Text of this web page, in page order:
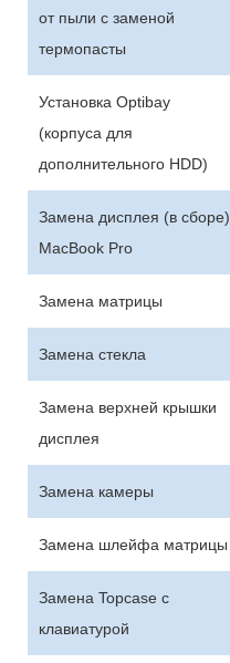
от пыли с заменой
термопасты
Установка Optibay
(корпуса для
дополнительного HDD)
Замена дисплея (в сборе)
MacBook Pro
Замена матрицы
Замена стекла
Замена верхней крышки
дисплея
Замена камеры
Замена шлейфа матрицы
Замена Topcase с
клавиатурой